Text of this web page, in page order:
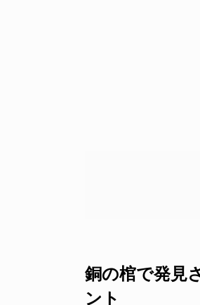
銅の棺で発見
ント